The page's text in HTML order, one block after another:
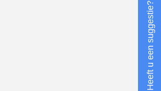
Heeft u een suggestie?